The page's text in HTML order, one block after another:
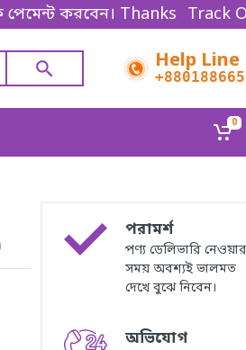
Thanks for shopping!Track
Help Line
0
পরামর্শ
পণ্য ডেলিভারি নেওয়ার
সময় অবশ্যই ভালমত
দেখে বুঝে নিবেন।
অভিযোগ